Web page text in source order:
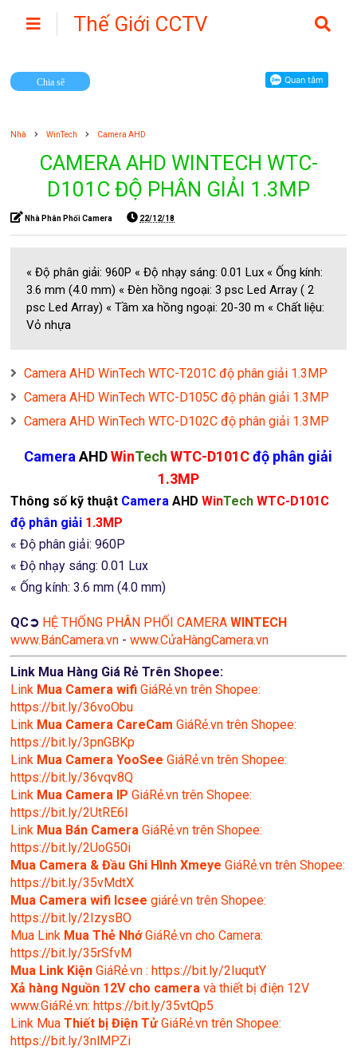
Thế Giới CCTV
Chia sẽ
Nhà WinTech Camera AHD
CAMERA AHD WINTECH WTC-
D101C ĐỘ PHÂN GIẢI 1.3MP
Nhà Phân Phối Camera 22/12/18
« Độ phân giải: 960P « Độ nhạy sáng: 0.01 Lux « Ống kính:
3.6 mm (4.0 mm) « Đèn hồng ngoại: 3 psc Led Array ( 2
psc Led Array) « Tầm xa hồng ngoại: 20-30 m « Chất liệu:
Vỏ nhựa
Camera AHD WinTech WTC-T201C độ phân giải 1.3MP
Camera AHD WinTech WTC-D105C độ phân giải 1.3MP
Camera AHD WinTech WTC-D102C độ phân giải 1.3MP
Camera AHDWinTech WTC-D101C độ phân giải
1.3MP
Thông số kỹ thuật Camera AHDWinTech WTC-D101C
độ phân giải 1.3MP
« Độ phân giải: 960P
« Độ nhạy sáng: 0.01 Lux
« Ống kính: 3.6 mm (4.0 mm)
QC➲ HỆ THỐNG PHÂN PHỐI CAMERAWINTECH
www.BánCamera.vn -www.CửaHàngCamera.vn
Link Mua Hàng Giá Rẻ Trên Shopee:
Link Mua Camera wifiGiáRẻ.vn trên Shopee:
https://bit.ly/36voObu
Link Mua Camera CareCam GiáRẻ.vn trên Shopee:
https://bit.ly/3pnGBKp
Link Mua Camera YooSee GiáRẻ.vn trên Shopee:
https://bit.ly/36vqv8Q
Link Mua Camera IP GiáRẻ.vn trên Shopee:
https://bit.ly/2UtRE6l
Link Mua Bán CameraGiáRẻ.vn trên Shopee:
https://bit.ly/2UoG50i
Mua Camera & Đầu Ghi Hình XmeyeGiáRẻ.vn trên Shopee:
https://bit.ly/35vMdtX
Mua Camera wifi Icsee giárẻ.vn trên Shopee:
https://bit.ly/2IzysBO
Mua Link Mua Thẻ NhớGiáRẻ.vn cho Camera:
https://bit.ly/35rSfvM
Mua Link KiệnGiáRẻ.vn : https://bit.ly/2IuqutY
Xả hàng Nguồn 12V cho cameravà thiết bị điện 12V
www.GiáRẻ.vn: https://bit.ly/35vtQp5
Link MuaThiết bị Điện TửGiáRẻ.vn trên Shopee:
https://bit.ly/3nlMPZi